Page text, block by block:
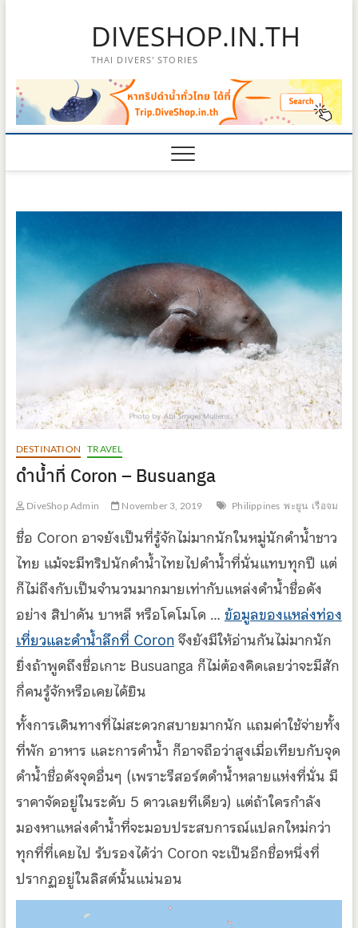
DIVESHOP.IN.TH
THAI DIVERS' STORIES
DESTINATION TRAVEL
ดำน้ำที่ Coron – Busuanga
DiveShop Admin November 3, 2019 Philippines พะยูน เรือจม
ชื่อ Coron อาจยังเป็นที่รู้จักไม่มากนักในหมู่นักดำน้ำชาว
ไทย แม้จะมีทริปนักดำน้ำไทยไปดำน้ำที่นั่นแทบทุกปี แต่
ก็ไม่ถึงกับเป็นจำนวนมากมายเท่ากับแหล่งดำน้ำชื่อดัง
อย่าง สิปาดัน บาหลี หรือโคโมโด …ข้อมูลของแหล่งท่อง
เที่ยวและดำน้ำลึกที่ Coronจึงยังมีให้อ่านกันไม่มากนัก
ยิ่งถ้าพูดถึงชื่อเกาะ Busuanga ก็ไม่ต้องคิดเลยว่าจะมีสัก
กี่คนรู้จักหรือเคยได้ยิน
ทั้งการเดินทางที่ไม่สะดวกสบายมากนัก แถมค่าใช้จ่ายทั้ง
ที่พัก อาหาร และการดำน้ำ ก็อาจถือว่าสูงเมื่อเทียบกับจุด
ดำน้ำชื่อดังจุดอื่นๆ (เพราะรีสอร์ตดำน้ำหลายแห่งที่นั่น มี
ราคาจัดอยู่ในระดับ 5 ดาวเลยทีเดียว) แต่ถ้าใครกำลัง
มองหาแหล่งดำน้ำที่จะมอบประสบการณ์แปลกใหม่กว่า
ทุกที่ที่เคยไป รับรองได้ว่า Coron จะเป็นอีกชื่อหนึ่งที่
ปรากฏอยู่ในลิสต์นั้นแน่นอน